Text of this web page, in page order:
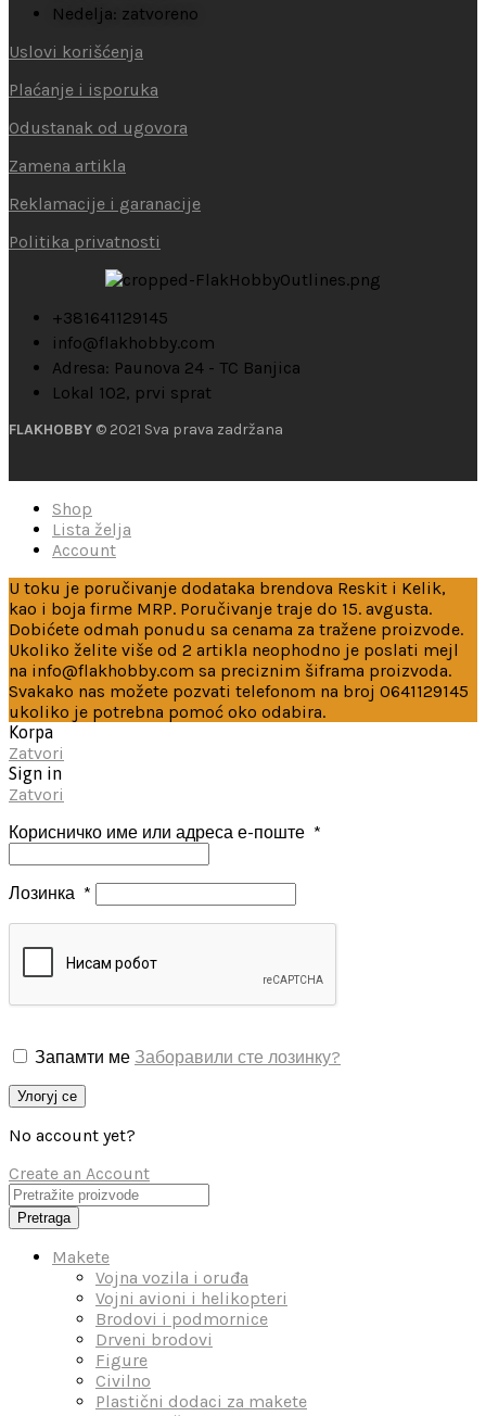
Nedelja: zatvoreno
Uslovi korišćenja
Plaćanje i isporuka
Odustanak od ugovora
Zamena artikla
Reklamacije i garanacije
Politika privatnosti
+381641129145
info@flakhobby.com
Adresa: Paunova 24 - TC Banjica
Lokal 102, prvi sprat
FLAKHOBBY © 2021 Sva prava zadržana
Shop
Lista želja
Account
U toku je poručivanje dodataka brendova Reskit i Kelik,
kao i boja firme MRP. Poručivanje traje do 15. avgusta.
Dobićete odmah ponudu sa cenama za tražene proizvode.
Ukoliko želite više od 2 artikla neophodno je poslati mejl
na info@flakhobby.com sa preciznim šiframa proizvoda.
Svakako nas možete pozvati telefonom na broj 0641129145
ukoliko je potrebna pomoć oko odabira.
Korpa
Zatvori
Sign in
Zatvori
Корисничко име или адреса е-поште *
Лозинка *
Запамти ме Заборавили сте лозинку?
Улогуј се
No account yet?
Create an Account
Pretraga
Makete
Vojna vozila i oruđa
Vojni avioni i helikopteri
Brodovi i podmornice
Drveni brodovi
Figure
Civilno
Plastični dodaci za makete